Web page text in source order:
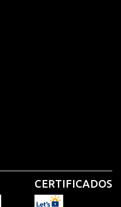
CERTIFICADOS